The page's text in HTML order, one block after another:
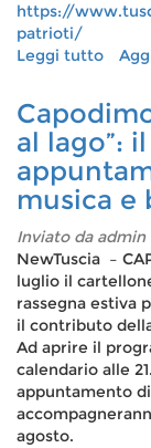
https://
patrioti/
Leggi tutto su
torna
la
Festa
dei
il
30
luglio
al lago”:
musica e
Inviato da admin
NewTuscia –
luglio il
rassegna estiva
il contributo
Ad aprire il
calendario alle
appuntamento
agosto.